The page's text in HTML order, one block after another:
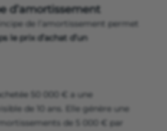
d’amortissement
de l’amortissement permet
le prix d’achat d’un
50 000 € a une
de 10 ans. Elle génère une
de 5 000 € par